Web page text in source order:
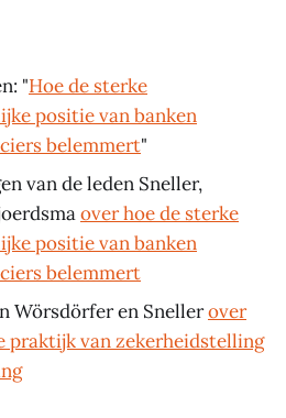
"Hoe de sterke
positie van banken
belemmert"
van de leden Sneller,
over hoe de sterke
positie van banken
belemmert
Wörsdörfer en Snellerover
praktijk van zekerheidstelling